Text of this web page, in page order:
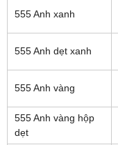
555 Anh xanh
555 Anh dẹt xanh
555 Anh vàng
555 Anh vàng hộp
dẹt